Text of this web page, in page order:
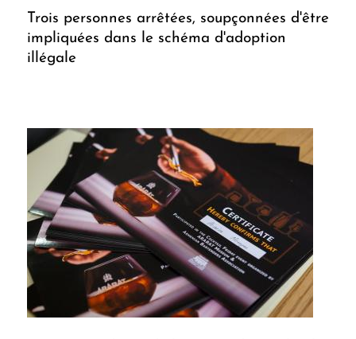
Trois personnes arrêtées, soupçonnées d'être
impliquées dans le schéma d'adoption
illégale